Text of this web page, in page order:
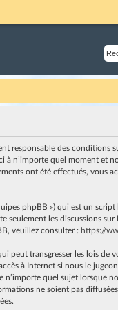
responsable des conditions
à n’importe quel moment et
ont été effectués, vous
phpBB ») qui est un
seulement les discussions
veuillez consulter : https://
transgresser les lois de
à Internet si nous le
quel sujet lorsque
ne soient pas